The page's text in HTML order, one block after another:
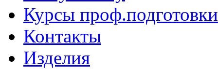
Курсы проф.подготовки
Контакты
Изделия